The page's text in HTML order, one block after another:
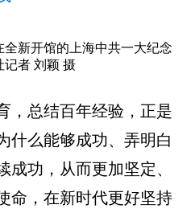
全新开馆的上海中共一大纪念
记者 刘颖 摄
，总结百年经验，正是
什么能够成功、弄明白
成功，从而更加坚定、
命，在新时代更好坚持